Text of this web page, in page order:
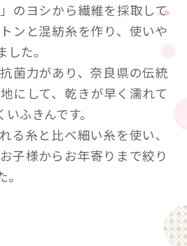
のヨシから繊維を採取して
ンと混紡糸を作り、使いや
た。
菌力があり、奈良県の伝統
にして、乾きが早く濡れて
ふきんです。
る糸と比べ細い糸を使い、
子様からお年寄りまで絞り
ことで適度な強度を持た
きんです。